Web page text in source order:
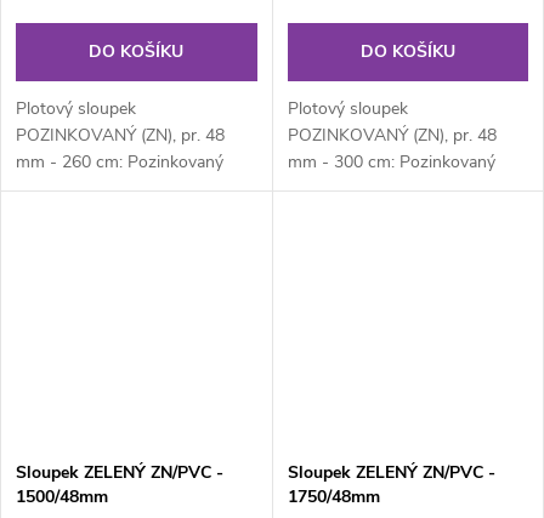
DO KOŠÍKU
Plotový sloupek
POZINKOVANÝ (ZN), pr. 48
mm - 260 cm: Pozinkovaný
kulatý plotový sloupek průměru
DO KOŠÍKU
Plotový sloupek
POZINKOVANÝ (ZN), pr. 48
mm - 300 cm: Pozinkovaný
kulatý plotový sloupek průměru
Sloupek ZELENÝ ZN/PVC -
1500/48mm
Sloupek ZELENÝ ZN/PVC -
1750/48mm